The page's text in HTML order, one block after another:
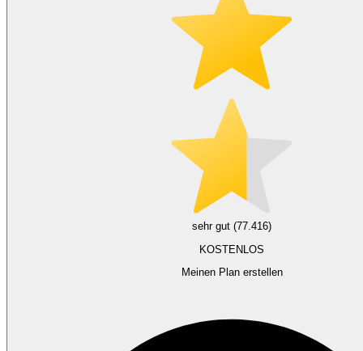
sehr gut (77.416)
KOSTENLOS
Meinen Plan erstellen